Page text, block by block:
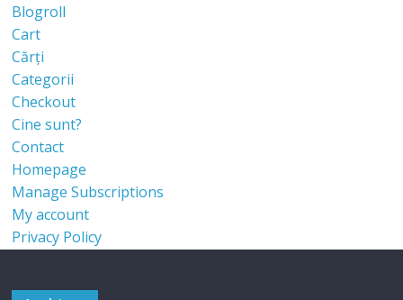
Blogroll
Cart
Cărți
Categorii
Checkout
Cine sunt?
Contact
Homepage
Manage Subscriptions
My account
Privacy Policy